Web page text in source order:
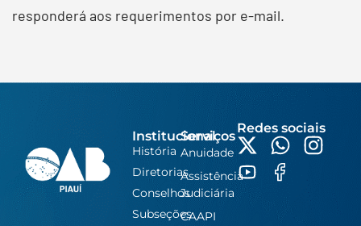
responderá aos requerimentos por e-mail.
Institucional
História
Diretorias
Conselhos
Subseções
Serviços
Anuidade
Assistência
Judiciária
CAAPI
Redes sociais